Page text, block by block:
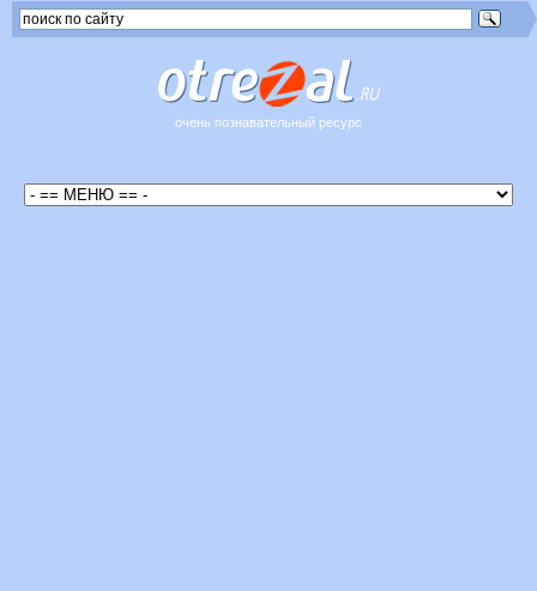
очень познавательный ресурс